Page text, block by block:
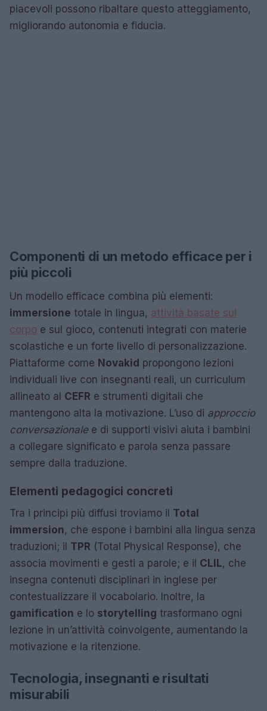
piacevoli possono ribaltare questo atteggiamento,
migliorando autonomia e fiducia.
Componenti di un metodo efficace per i
più piccoli
Un modello efficace combina più elementi:
immersione totale in lingua, attività basate sul
corpo e sul gioco, contenuti integrati con materie
scolastiche e un forte livello di personalizzazione.
Piattaforme come Novakid propongono lezioni
individuali live con insegnanti reali, un curriculum
allineato al CEFR e strumenti digitali che
mantengono alta la motivazione. L’uso di approccio
conversazionalee di supporti visivi aiuta i bambini
a collegare significato e parola senza passare
sempre dalla traduzione.
Elementi pedagogici concreti
Tra i principi più diffusi troviamo il Total
immersion, che espone i bambini alla lingua senza
traduzioni; il TPR (Total Physical Response), che
associa movimenti e gesti a parole; e il CLIL, che
insegna contenuti disciplinari in inglese per
contestualizzare il vocabolario. Inoltre, la
gamification e lo storytelling trasformano ogni
lezione in un’attività coinvolgente, aumentando la
motivazione e la ritenzione.
Tecnologia, insegnanti e risultati
misurabili